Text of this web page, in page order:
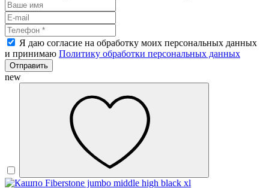
Я даю согласие на обработку моих персональных данных
и принимаю Политику обработки персональных данных
Отправить
new